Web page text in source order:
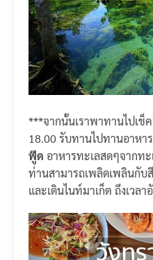
***จากนั้นเราพาทานไปเช็
18.00 รับทานไปทานอาหา
ฟู๊ด อาหารทะเลสดๆจากท
ท่านสามารถเพลิดเพลินกับ
และเดินไนท์มาเก็ต ถึงเวล